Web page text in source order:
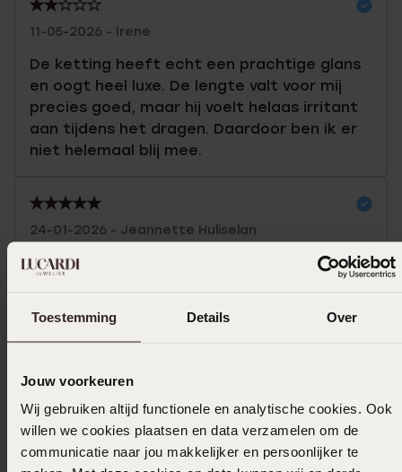
Toestemming Details Over
Jouw voorkeuren
Wij gebruiken altijd functionele en analytische cookies. Ook
willen we cookies plaatsen en data verzamelen om de
communicatie naar jou makkelijker en persoonlijker te
11-05-2026 - Irene
De ketting heeft echt een prachtige glans
en oogt heel luxe. De lengte valt voor mij
precies goed, maar hij voelt helaas irritant
aan tijdens het dragen. Daardoor ben ik er
niet helemaal blij mee.
24-01-2026 - Jeannette Huliselan
In winkelmand
Ook leuk voor jou